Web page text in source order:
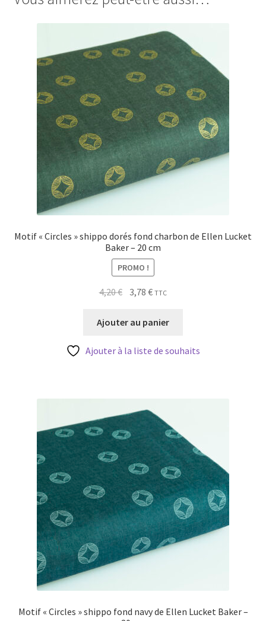
Motif « Circles » shippo dorés fond charbon de Ellen Lucket
Baker – 20 cm
PROMO !
4,20€ Le
initial
4,20 €.
3,78€Le
actuel
3,78 €.
TTC
Ajouter au panier
Ajouter à la liste de souhaits
Motif « Circles » shippo fond navy de Ellen Lucket Baker –